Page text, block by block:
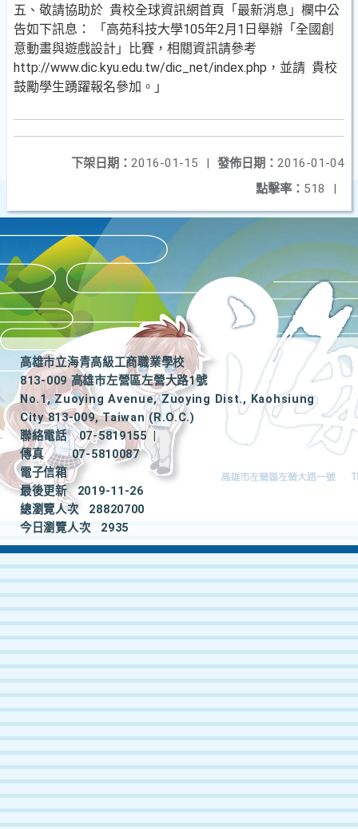
五、敬請協助於 貴校全球資訊網首頁「最新消息」欄中公
告如下訊息： 「高苑科技大學105年2月1日舉辦「全國創
意動畫與遊戲設計」比賽，相關資訊請參考
http://www.dic.kyu.edu.tw/dic_net/index.php，並請 貴校
鼓勵學生踴躍報名參加。」
發佈日期： 2016-01-04
下架日期： 2016-01-15
|
點擊率： 518 |
高雄市立海青高級工商職業學校
813-009 高雄市左營區左營大路1號
No.1, Zuoying Avenue, Zuoying Dist., Kaohsiung
City 813-009, Taiwan (R.O.C.)
聯絡電話
07-5819155
|
傳真
07-5810087
電子信箱
最後更新
2019-11-26
總瀏覽人次
28820700
今日瀏覽人次
2935